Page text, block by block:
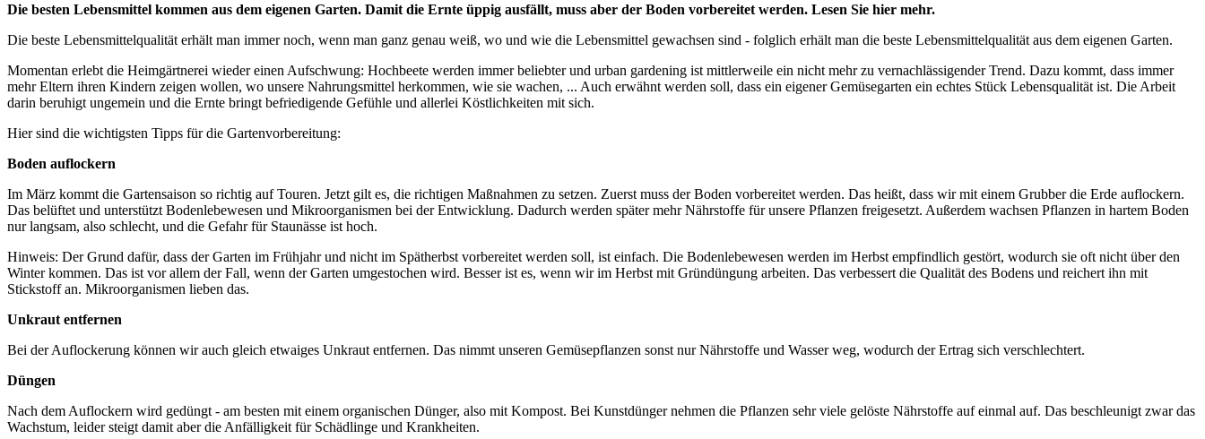
Die besten Lebensmittel kommen aus dem eigenen Garten. Damit die Ernte üppig ausfällt, muss aber der Boden vorbereitet werden. Lesen Sie hier mehr.
Die beste Lebensmittelqualität erhält man immer noch, wenn man ganz genau weiß, wo und wie die Lebensmittel gewachsen sind - folglich erhält man die beste Lebensmittelqualität aus dem eigenen Garten.
Momentan erlebt die Heimgärtnerei wieder einen Aufschwung: Hochbeete werden immer beliebter und urban gardening ist mittlerweile ein nicht mehr zu vernachlässigender Trend. Dazu kommt, dass immer
mehr Eltern ihren Kindern zeigen wollen, wo unsere Nahrungsmittel herkommen, wie sie wachen, ... Auch erwähnt werden soll, dass ein eigener Gemüsegarten ein echtes Stück Lebensqualität ist. Die Arbeit
darin beruhigt ungemein und die Ernte bringt befriedigende Gefühle und allerlei Köstlichkeiten mit sich.
Hier sind die wichtigsten Tipps für die Gartenvorbereitung:
Boden auflockern
Im März kommt die Gartensaison so richtig auf Touren. Jetzt gilt es, die richtigen Maßnahmen zu setzen. Zuerst muss der Boden vorbereitet werden. Das heißt, dass wir mit einem Grubber die Erde auflockern.
Das belüftet und unterstützt Bodenlebewesen und Mikroorganismen bei der Entwicklung. Dadurch werden später mehr Nährstoffe für unsere Pflanzen freigesetzt. Außerdem wachsen Pflanzen in hartem Boden
nur langsam, also schlecht, und die Gefahr für Staunässe ist hoch.
Hinweis: Der Grund dafür, dass der Garten im Frühjahr und nicht im Spätherbst vorbereitet werden soll, ist einfach. Die Bodenlebewesen werden im Herbst empfindlich gestört, wodurch sie oft nicht über den
Winter kommen. Das ist vor allem der Fall, wenn der Garten umgestochen wird. Besser ist es, wenn wir im Herbst mit Gründüngung arbeiten. Das verbessert die Qualität des Bodens und reichert ihn mit
Stickstoff an. Mikroorganismen lieben das.
Unkraut entfernen
Bei der Auflockerung können wir auch gleich etwaiges Unkraut entfernen. Das nimmt unseren Gemüsepflanzen sonst nur Nährstoffe und Wasser weg, wodurch der Ertrag sich verschlechtert.
Düngen
Nach dem Auflockern wird gedüngt - am besten mit einem organischen Dünger, also mit Kompost. Bei Kunstdünger nehmen die Pflanzen sehr viele gelöste Nährstoffe auf einmal auf. Das beschleunigt zwar das
Wachstum, leider steigt damit aber die Anfälligkeit für Schädlinge und Krankheiten.